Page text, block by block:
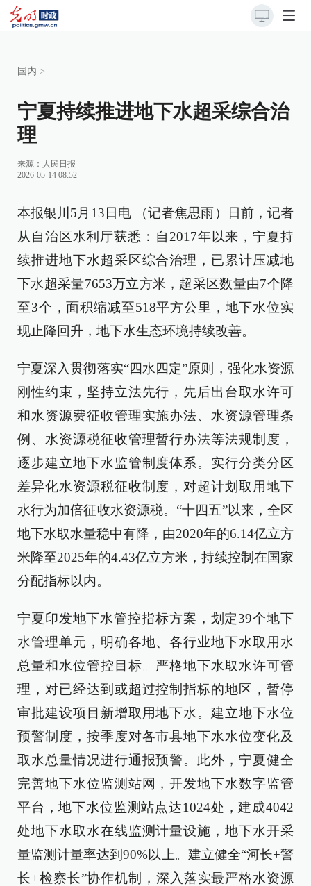
国内 >
宁夏持续推进地下水超采综合治
理
来源： 人民日报
2026-05-14 08:52
本报银川5月13日电 （记者焦思雨）日前，记者
从自治区水利厅获悉：自2017年以来，宁夏持
续推进地下水超采区综合治理，已累计压减地
下水超采量7653万立方米，超采区数量由7个降
至3个，面积缩减至518平方公里，地下水位实
现止降回升，地下水生态环境持续改善。
宁夏深入贯彻落实“四水四定”原则，强化水资源
刚性约束，坚持立法先行，先后出台取水许可
和水资源费征收管理实施办法、水资源管理条
例、水资源税征收管理暂行办法等法规制度，
逐步建立地下水监管制度体系。实行分类分区
差异化水资源税征收制度，对超计划取用地下
水行为加倍征收水资源税。“十四五”以来，全区
地下水取水量稳中有降，由2020年的6.14亿立方
米降至2025年的4.43亿立方米，持续控制在国家
分配指标以内。
宁夏印发地下水管控指标方案，划定39个地下
水管理单元，明确各地、各行业地下水取用水
总量和水位管控目标。严格地下水取水许可管
理，对已经达到或超过控制指标的地区，暂停
审批建设项目新增取用地下水。建立地下水位
预警制度，按季度对各市县地下水水位变化及
取水总量情况进行通报预警。此外，宁夏健全
完善地下水位监测站网，开发地下水数字监管
平台，地下水位监测站点达1024处，建成4042
处地下水取水在线监测计量设施，地下水开采
量监测计量率达到90%以上。建立健全“河长+警
长+检察长”协作机制，深入落实最严格水资源